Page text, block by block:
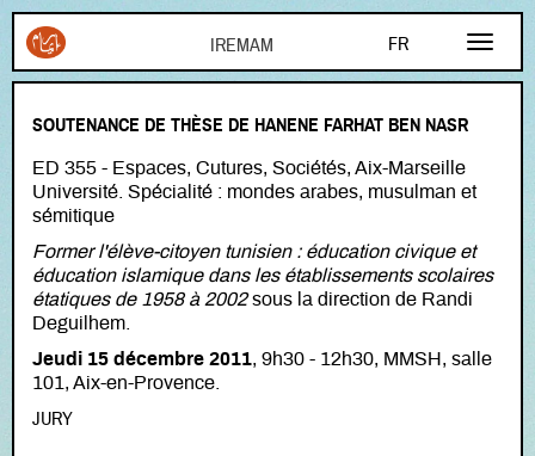
FR
EN
AR
Aller au contenu principal
SOUTENANCE DE THÈSE DE HANENE FARHAT BEN NASR
ED 355 - Espaces, Cutures, Sociétés, Aix-Marseille
Université. Spécialité : mondes arabes, musulman et
sémitique
Former l'élève-citoyen tunisien : éducation civique et
éducation islamique dans les établissements scolaires
étatiques de 1958 à 2002sous la direction de Randi
Deguilhem.
Jeudi 15 décembre 2011, 9h30 - 12h30, MMSH, salle
101, Aix-en-Provence.
JURY